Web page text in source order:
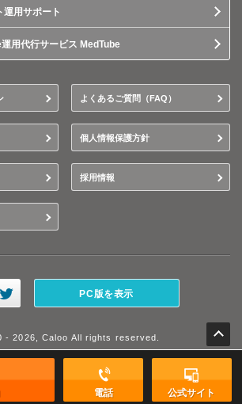
電話 公式サイト
運用サポート
用代行サービス MedTube
よくあるご質問（FAQ）
個人情報保護方針
採用情報
PC版を表示
- 2026, Caloo All rights reserved.